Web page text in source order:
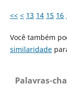
<< < 13 14 15 16
Você também
similaridade
Palavras-